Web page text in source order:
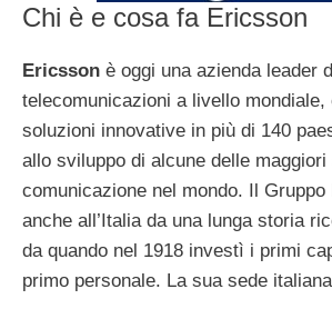
Chi è e cosa fa Ericsson
Ericsson è oggi una azienda leader
telecomunicazioni a livello
soluzioni innovative in più di 140
allo sviluppo di alcune delle maggiori
comunicazione nel mondo. Il
anche all’Italia da una lunga storia
da quando nel 1918 investì i primi
primo personale. La sua sede